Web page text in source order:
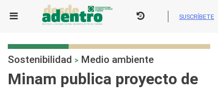
SUSCRÍBETE
Sostenibilidad > Medio ambiente
Minam publica proyecto de